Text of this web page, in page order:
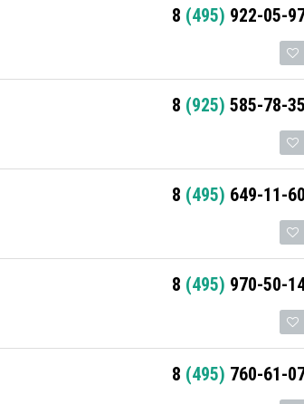
8 (495) 922-05-
8 (925) 585-78-35
8 (495) 649-11-60
8 (495) 970-50-
8 (495) 760-61-